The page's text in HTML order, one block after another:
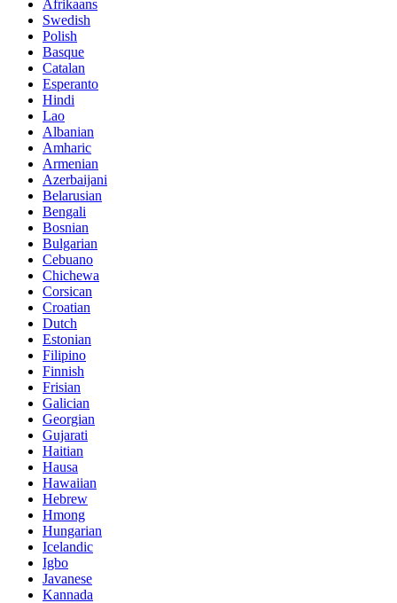
Afrikaans
Swedish
Polish
Basque
Catalan
Esperanto
Hindi
Lao
Albanian
Amharic
Armenian
Azerbaijani
Belarusian
Bengali
Bosnian
Bulgarian
Cebuano
Chichewa
Corsican
Croatian
Dutch
Estonian
Filipino
Finnish
Frisian
Galician
Georgian
Gujarati
Haitian
Hausa
Hawaiian
Hebrew
Hmong
Hungarian
Icelandic
Igbo
Javanese
Kannada